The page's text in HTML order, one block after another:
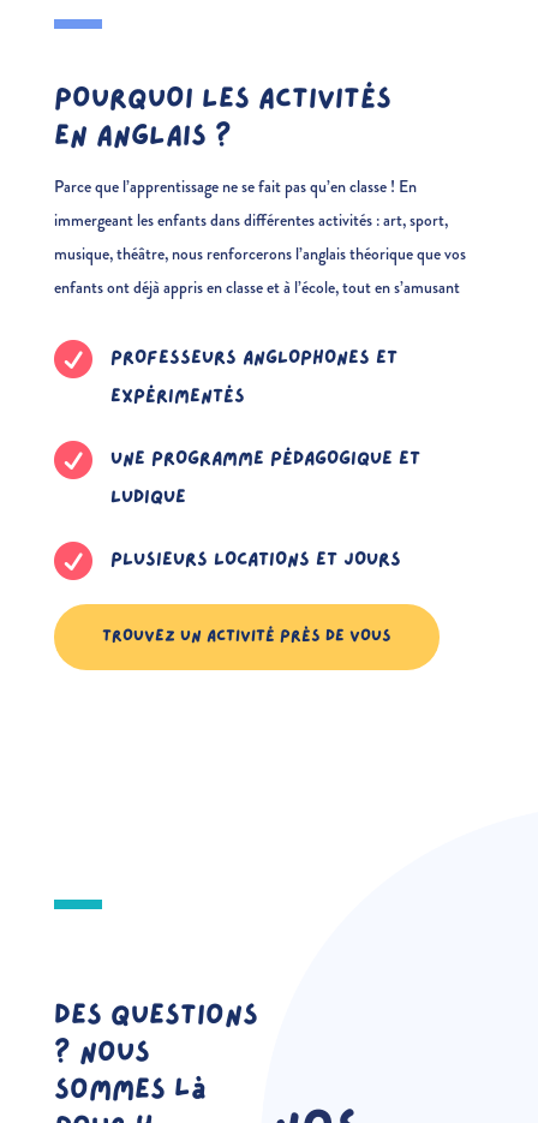
POURQUOI LES ACTIVITÉS
EN ANGLAIS ?
Parce que l’apprentissage ne se fait pas qu’en classe ! En
immergeant les enfants dans différentes activités : art, sport,
musique, théâtre, nous renforcerons l’anglais théorique que vos
enfants ont déjà appris en classe et à l’école, tout en s’amusant

PROFESSEURS ANGLOPHONES ET
EXPÉRIMENTÉS

UNE PROGRAMME PÉDAGOGIQUE ET
LUDIQUE
 PLUSIEURS LOCATIONS ET JOURS
TROUVEZ UN ACTIVITÉ PRÈS DE VOUS
Des questions
? Nous
sommes là